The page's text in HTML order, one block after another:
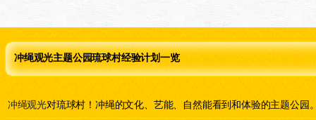
冲绳观光主题公园琉球村经验计划一览
冲绳观光对琉球村！冲绳的文化、艺能、自然能看到和体验的主题公园